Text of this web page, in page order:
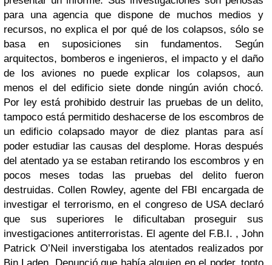
para una agencia que dispone de muchos medios y
recursos, no explica el por qué de los colapsos, sólo se
basa en suposiciones sin fundamentos. Según
arquitectos, bomberos e ingenieros, el impacto y el daño
de los aviones no puede explicar los colapsos, aun
menos el del edificio siete donde ningún avión chocó.
Por ley está prohibido destruir las pruebas de un delito,
tampoco está permitido deshacerse de los escombros de
un edificio colapsado mayor de diez plantas para así
poder estudiar las causas del desplome. Horas después
del atentado ya se estaban retirando los escombros y en
pocos meses todas las pruebas del delito fueron
destruidas. Collen Rowley, agente del FBI encargada de
investigar el terrorismo, en el congreso de USA declaró
que sus superiores le dificultaban proseguir sus
investigaciones antiterroristas. El agente del F.B.I. , John
Patrick O’Neil inverstigaba los atentados realizados por